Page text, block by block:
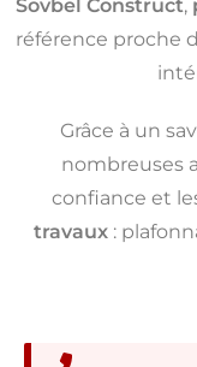
Sovbel Construct,
référence proche
Grâce à un
nombreuses
confiance et
travaux :